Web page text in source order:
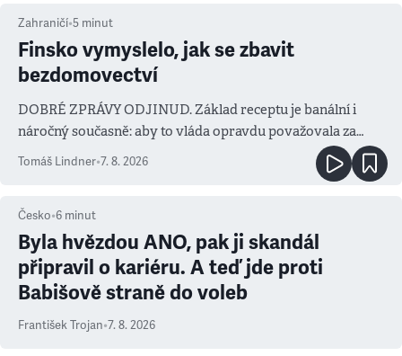
Zahraničí•5 minut
Finsko vymyslelo, jak se zbavit
bezdomovectví
DOBRÉ ZPRÁVY ODJINUD. Základ receptu je banální i
náročný současně: aby to vláda opravdu považovala za
prioritu
Tomáš Lindner•7. 8. 2026
Česko•6 minut
Byla hvězdou ANO, pak ji skandál
připravil o kariéru. A teď jde proti
Babišově straně do voleb
František Trojan•7. 8. 2026